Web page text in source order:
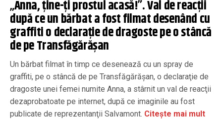
„Anna, ţine-ţi prostul acasă!”. Val de reacţii
după ce un bărbat a fost filmat desenând cu
graffiti o declaraţie de dragoste pe o stâncă
de pe Transfăgărăşan
Un bărbat filmat în timp ce desenează cu un spray de
graffiti, pe o stâncă de pe Transfăgărăşan, o declaraţie de
dragoste unei femei numite Anna, a stârnit un val de reacţii
dezaprobatoate pe internet, după ce imaginile au fost
publicate de reprezentanţii Salvamont. Citește mai mult